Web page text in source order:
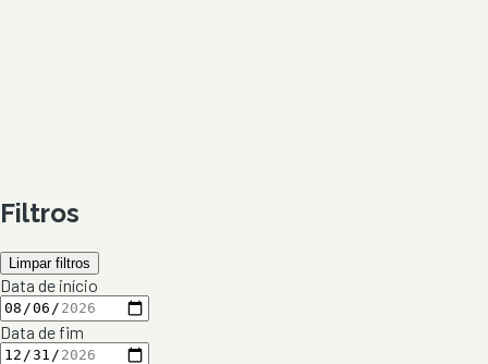
Filtros
Limpar filtros
Data de início
Data de fim